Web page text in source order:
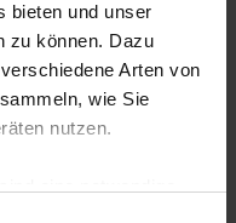
bieten und unser
zu können. Dazu
Arten von
wie Sie
nutzen.
22.07.2026